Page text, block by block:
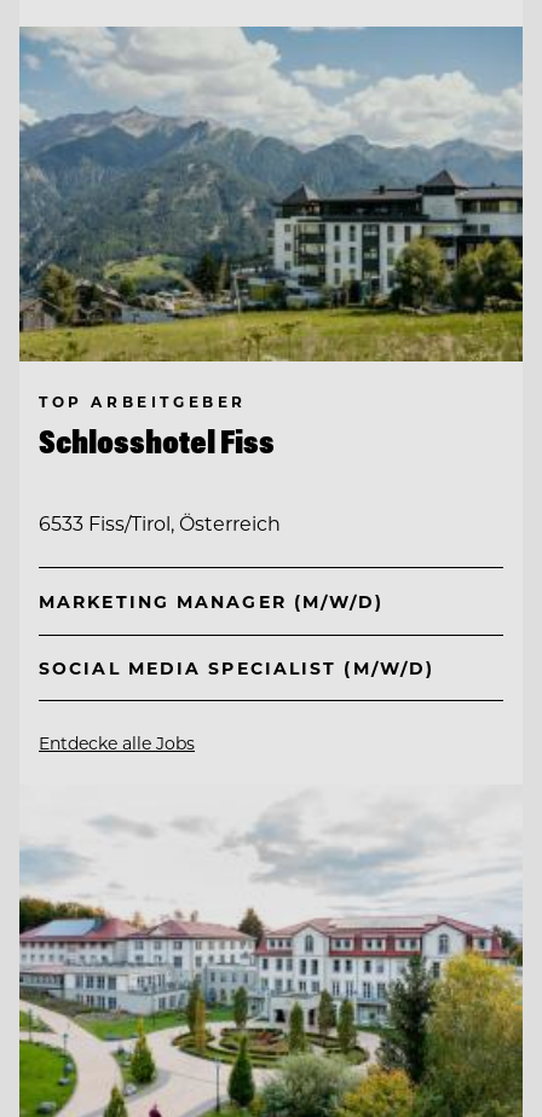
TOP ARBEITGEBER
Schlosshotel Fiss
6533 Fiss/Tirol, Österreich
MARKETING MANAGER (M/W/D)
SOCIAL MEDIA SPECIALIST (M/W/D)
Entdecke alle Jobs